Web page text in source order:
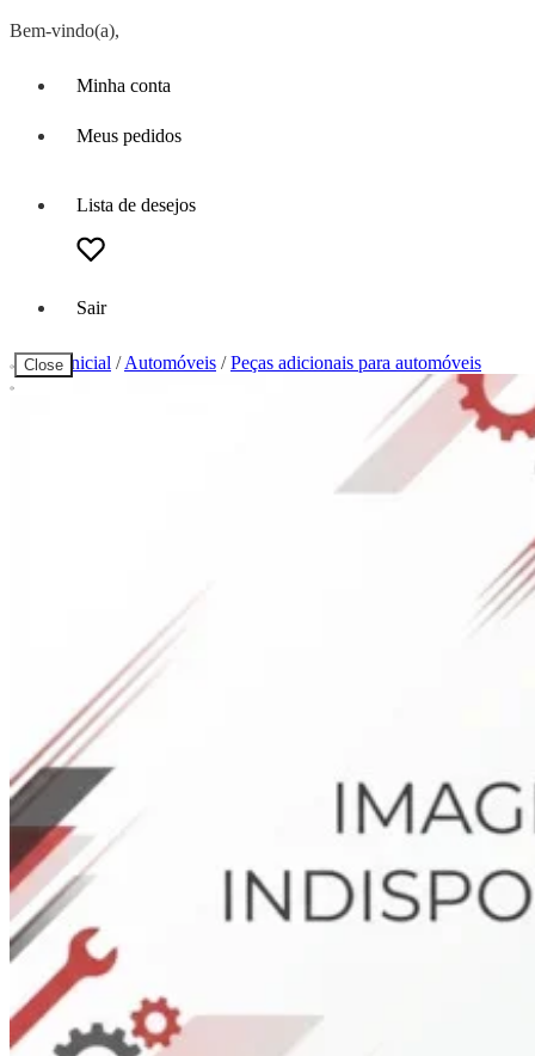
Bem-vindo(a),
Minha conta
Meus pedidos
Lista de desejos
Sair
Close
Página inicial /Automóveis /Peças adicionais para automóveis